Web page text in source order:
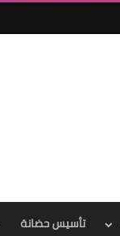
تأسيس حضانة